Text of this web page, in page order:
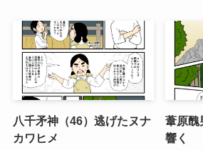
八千矛神（46）逃げたヌナ
カワヒメ
葦原醜
響く